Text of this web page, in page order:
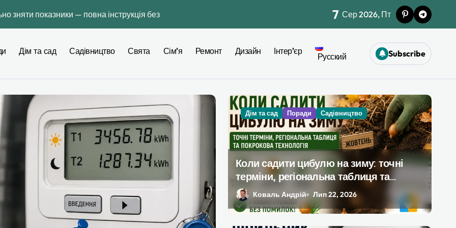
зняти показники — повна інструкція без помилок
як обрати інструмент, який реально допомагає під час ремонту
реально коштує і як не переплатити
на тлі старту жнив ранніх зернових
Львові: практичний гід для щоденних справ
в Україні зараз: як це впливає на ваш бюджет і як заощаджувати під час ремонту
і оздоблення в квартирі – чесне порівняння 2026
терміни, регіональна таблиця та покрокова технологія
7 Сер 2026, Пт
Дім та сад Садівництво Свята Сім’я Ремонт Дизайн Інтер’єр
Русский Subscribe
Дизайн Поради
Дім та сад Поради Садівництво
Коли садити цибулю на зиму: точні
терміни, регіональна таблиця та
покрокова технологія
Коваль Андрій Лип 22, 2026